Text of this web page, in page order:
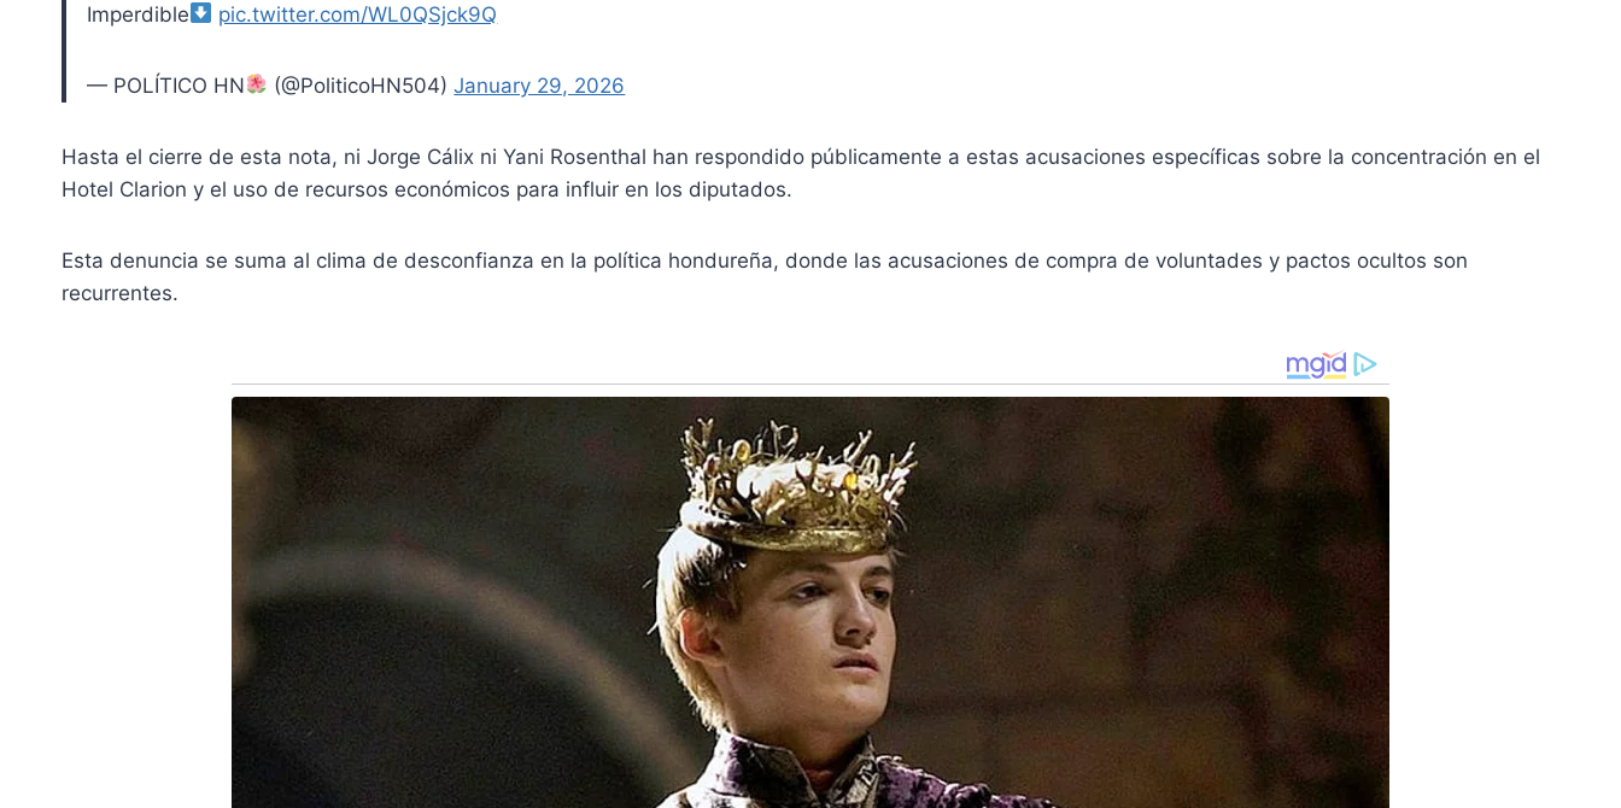
Imperdible pic.twitter.com/WL0QSjck9Q
— POLÍTICO HN (@PoliticoHN504)January 29, 2026
Hasta el cierre de esta nota, ni Jorge Cálix ni Yani Rosenthal han respondido públicamente a estas acusaciones específicas sobre la concentración en el
Hotel Clarion y el uso de recursos económicos para influir en los diputados.
Esta denuncia se suma al clima de desconfianza en la política hondureña, donde las acusaciones de compra de voluntades y pactos ocultos son
recurrentes.